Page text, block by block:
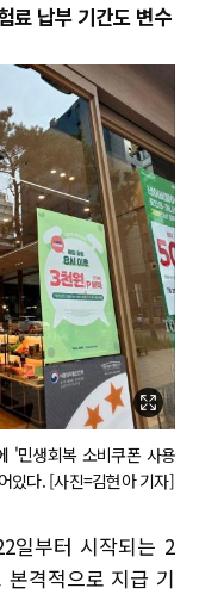
료 납부 기간도 변수
'민생회복 소비쿠폰 사용
있다. [사진=김현아 기자]
일부터 시작되는 2
격적으로 지급 기